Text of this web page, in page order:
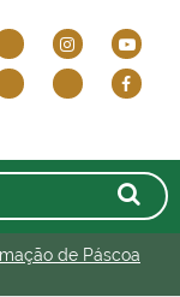
de Páscoa